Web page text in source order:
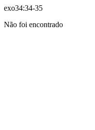
exo34:34-35
Não foi encontrado